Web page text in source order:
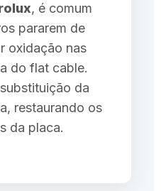
, é comum
pararem de
oxidação nas
do flat cable.
da
restaurando os
da placa.